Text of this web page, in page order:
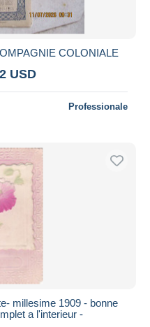
COLONIALE
USD
Professionale
millesime 1909 - bonne
a l'interieur -